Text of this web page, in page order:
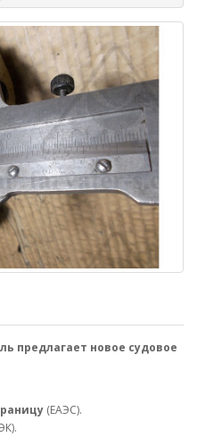
предлагает новое судовое
(ЕАЭС).